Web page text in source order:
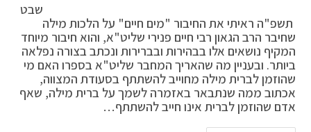
שבט
תשפ"ה ראיתי את החיבור "מים חיים" על הלכות מילה
שחיבר הרב הגאון רבי חיים פנירי שליט"א, והוא חיבור מיוחד
המקיף נושאים אלו בבהירות ובברירות ונכתב בצורה נפלאה
ביותר. ובעניין מה שהאריך המחבר שליט"א בספרו האם מי
שהוזמן לברית מילה מחוייב להשתתף בסעודת המצווה,
אכתוב ממה שנתבאר באזמרה לשמך על ברית מילה, שאף
אדם שהוזמן לברית אינו חייב להשתתף…